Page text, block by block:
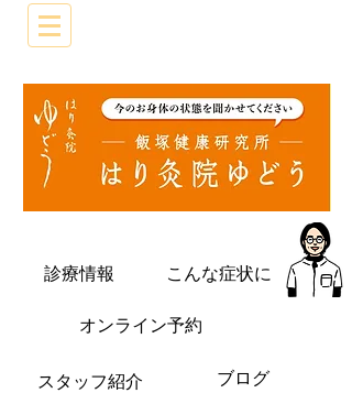
診療情報 こんな症状に
オンライン予約
​スタッフ紹介 ブログ